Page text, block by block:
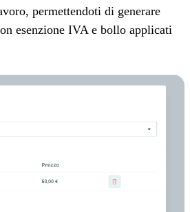
permettendoti di generare
esenzione IVA e bollo applicati